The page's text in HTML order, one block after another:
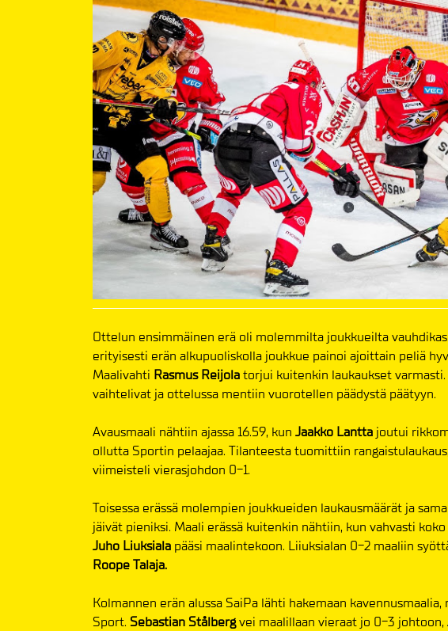
Ottelun ensimmäinen erä oli molemmilta joukkueilta
erityisesti erän alkupuoliskolla joukkue painoi ajoittain peliä
Maalivahti Rasmus Reijolatorjui kuitenkin laukaukset
vaihtelivat ja ottelussa mentiin vuorotellen päädystä päätyyn.
Avausmaali nähtiin ajassa 16.59, kun Jaakko Lantta joutui
ollutta Sportin pelaajaa. Tilanteesta tuomittiin
viimeisteli vierasjohdon 0-1.
Toisessa erässä molempien joukkueiden laukausmäärät ja
jäivät pieniksi. Maali erässä kuitenkin nähtiin, kun vahvasti
Juho Liuksiala pääsi maalintekoon. Liiuksialan 0-2 maaliin
RoopeTalaja.
Kolmannen erän alussa SaiPa lähti hakemaan
Sport. Sebastian Stålbergvei maalillaan vieraat jo 0-3 johtoon,